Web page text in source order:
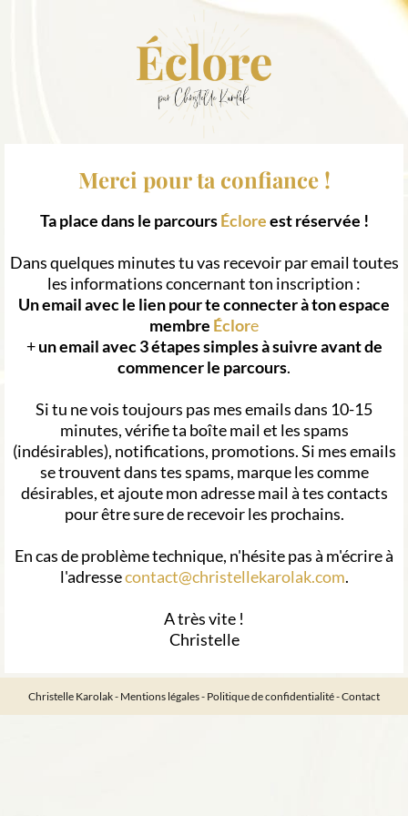
Merci pour ta confiance !
Ta place dans le parcoursÉcloreest réservée !
Dans quelques minutes tu vas recevoir par email toutes
les informations concernant ton inscription :
Un email avec le lien pour te connecter à ton espace
membre Éclore
+un email avec 3 étapes simples à suivre avant de
commencer le parcours.
Si tu ne vois toujours pas mes emails dans 10-15
minutes, vérifie ta boîte mail et les spams
(indésirables), notifications, promotions. Si mes emails
se trouvent dans tes spams, marque les comme
désirables, et ajoute mon adresse mail à tes contacts
pour être sure de recevoir les prochains.
En cas de problème technique, n'hésite pas à m'écrire à
l'adressecontact@christellekarolak.com.
A très vite !
Christelle
Christelle Karolak - Mentions légales- Politique de confidentialité-Contact